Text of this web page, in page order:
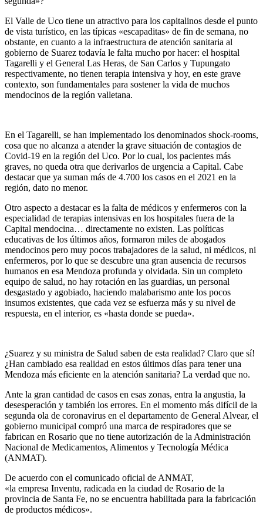
El Valle de Uco tiene un atractivo para los capitalinos desde el punto
de vista turístico, en las típicas «escapaditas» de fin de semana, no
obstante, en cuanto a la infraestructura de atención sanitaria al
gobierno de Suarez todavía le falta mucho por hacer: el hospital
Tagarelli y el General Las Heras, de San Carlos y Tupungato
respectivamente, no tienen terapia intensiva y hoy, en este grave
contexto, son fundamentales para sostener la vida de muchos
mendocinos de la región valletana.
En el Tagarelli, se han implementado los denominados shock-rooms,
cosa que no alcanza a atender la grave situación de contagios de
Covid-19 en la región del Uco. Por lo cual, los pacientes más
graves, no queda otra que derivarlos de urgencia a Capital. Cabe
destacar que ya suman más de 4.700 los casos en el 2021 en la
región, dato no menor.
Otro aspecto a destacar es la falta de médicos y enfermeros con la
especialidad de terapias intensivas en los hospitales fuera de la
Capital mendocina… directamente no existen. Las políticas
educativas de los últimos años, formaron miles de abogados
mendocinos pero muy pocos trabajadores de la salud, ni médicos, ni
enfermeros, por lo que se descubre una gran ausencia de recursos
humanos en esa Mendoza profunda y olvidada. Sin un completo
equipo de salud, no hay rotación en las guardias, un personal
desgastado y agobiado, haciendo malabarismo ante los pocos
insumos existentes, que cada vez se esfuerza más y su nivel de
respuesta, en el interior, es «hasta donde se pueda».
¿Suarez y su ministra de Salud saben de esta realidad? Claro que sí!
¿Han cambiado esa realidad en estos últimos días para tener una
Mendoza más eficiente en la atención sanitaria? La verdad que no.
Ante la gran cantidad de casos en esas zonas, entra la angustia, la
desesperación y también los errores. En el momento más difícil de la
segunda ola de coronavirus en el departamento de General Alvear, el
gobierno municipal compró una marca de respiradores que se
fabrican en Rosario que no tiene autorización de la Administración
Nacional de Medicamentos, Alimentos y Tecnología Médica
(ANMAT).
De acuerdo con el comunicado oficial de ANMAT,
«la empresa Inventu, radicada en la ciudad de Rosario de la
provincia de Santa Fe, no se encuentra habilitada para la fabricación
de productos médicos».